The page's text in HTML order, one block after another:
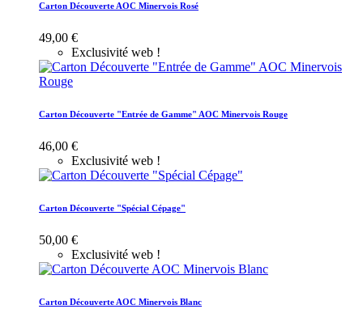
Carton Découverte AOC Minervois Rosé
49,00 €
Exclusivité web !
Carton Découverte "Entrée de Gamme" AOC Minervois Rouge
46,00 €
Exclusivité web !
Carton Découverte "Spécial Cépage"
50,00 €
Exclusivité web !
Carton Découverte AOC Minervois Blanc